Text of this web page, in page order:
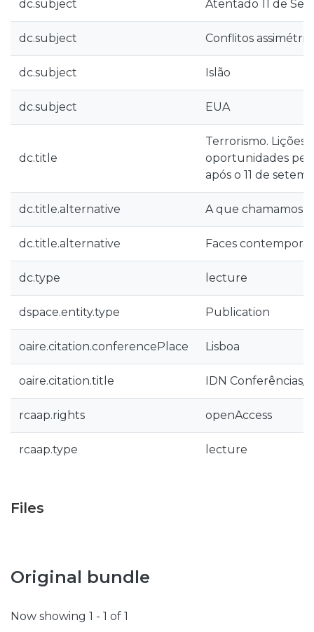
dc.subject Atentado 11 de
dc.subject Conflitos
dc.subject Islão
dc.subject EUA
dc.title
Terrorismo. Lições
oportunidades
após o 11 de
dc.title.alternative A que chamamos
dc.title.alternative Faces
dc.type lecture
dspace.entity.type Publication
oaire.citation.conferencePlace Lisboa
oaire.citation.title IDN Conferências/
rcaap.rights openAccess
rcaap.type lecture
Files
Original bundle
Now showing 1 - 1 of 1